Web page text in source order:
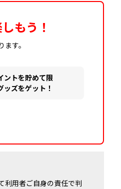
もう！
す。
ントを貯めて限
ッズをゲット！
利用者ご自身の責任で判